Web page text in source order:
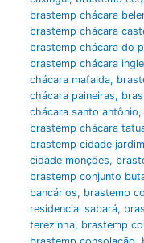
brastemp chácara
brastemp chácara
brastemp chácara do
brastemp chácara
chácara mafalda,
chácara paineiras,
chácara santo antônio,
brastemp chácara
brastemp cidade jardim
cidade monções,
brastemp conjunto
bancários, brastemp
residencial sabará,
terezinha, brastemp
brastemp consolação,